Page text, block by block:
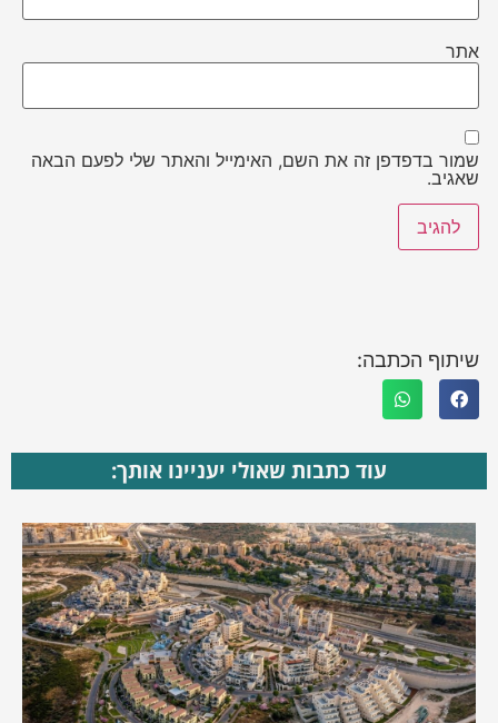
אתר
שמור בדפדפן זה את השם, האימייל והאתר שלי לפעם הבאה
שאגיב.
שיתוף הכתבה:
עוד כתבות שאולי יעניינו אותך: